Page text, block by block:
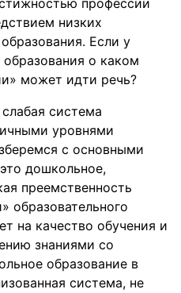
профессии
низких
Если у
образования о каком
может идти речь?
система
уровнями
с основными
дошкольное,
преемственность
образовательного
на качество обучения и
знаниями со
образование в
система, не